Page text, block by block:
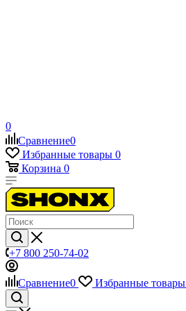
0
Сравнение0
Избранные товары 0
Корзина 0
+7 800 250-74-02
Сравнение0 Избранные товары